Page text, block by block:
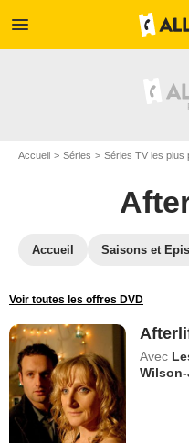
menu
Accueil Séries Séries TV les plus
Accueil Saisons et
Voir toutes les offres DVD
Avec